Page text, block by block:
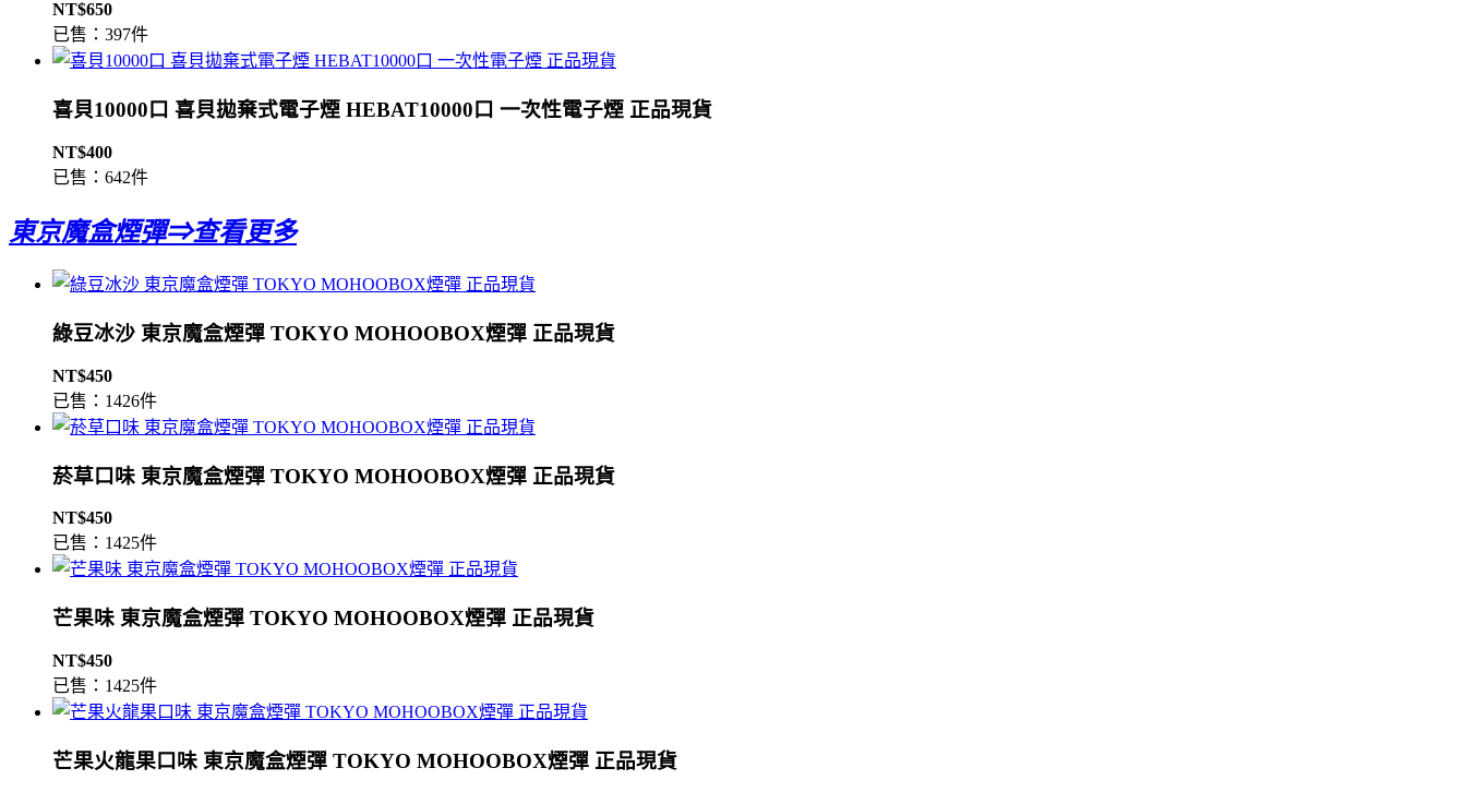
NT$650
已售：397件
喜貝10000口 喜貝拋棄式電子煙 HEBAT10000口 一次性電子煙 正品現貨
NT$400
已售：642件
東京魔盒煙彈⇒查看更多
綠豆冰沙 東京魔盒煙彈 TOKYO MOHOOBOX煙彈 正品現貨
NT$450
已售：1426件
菸草口味 東京魔盒煙彈 TOKYO MOHOOBOX煙彈 正品現貨
NT$450
已售：1425件
芒果味 東京魔盒煙彈 TOKYO MOHOOBOX煙彈 正品現貨
NT$450
已售：1425件
芒果火龍果口味 東京魔盒煙彈 TOKYO MOHOOBOX煙彈 正品現貨